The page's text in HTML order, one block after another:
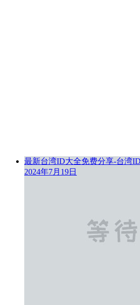
最新台湾ID大全免费分享-台湾
2024年7月19日